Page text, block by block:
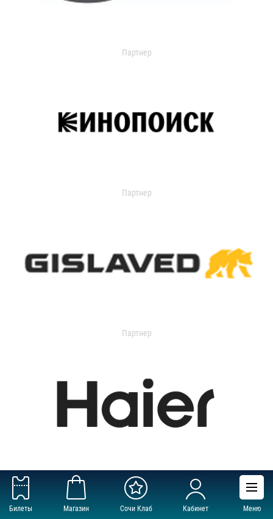
Билеты Магазин Сочи Клаб Кабинет Меню
Партнер
Партнер
Партнер
Партнер